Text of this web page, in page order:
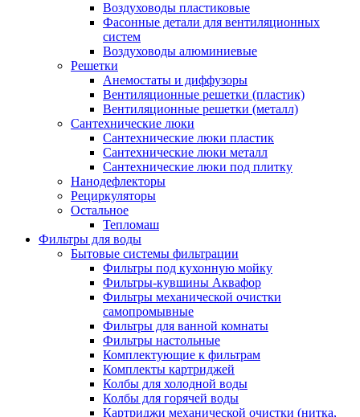
Воздуховоды пластиковые
Фасонные детали для вентиляционных
систем
Воздуховоды алюминиевые
Решетки
Анемостаты и диффузоры
Вентиляционные решетки (пластик)
Вентиляционные решетки (металл)
Сантехнические люки
Сантехнические люки пластик
Сантехнические люки металл
Сантехнические люки под плитку
Нанодефлекторы
Рециркуляторы
Остальное
Тепломаш
Фильтры для воды
Бытовые системы фильтрации
Фильтры под кухонную мойку
Фильтры-кувшины Аквафор
Фильтры механической очистки
самопромывные
Фильтры для ванной комнаты
Фильтры настольные
Комплектующие к фильтрам
Комплекты картриджей
Колбы для холодной воды
Колбы для горячей воды
Картриджи механической очистки (нитка,